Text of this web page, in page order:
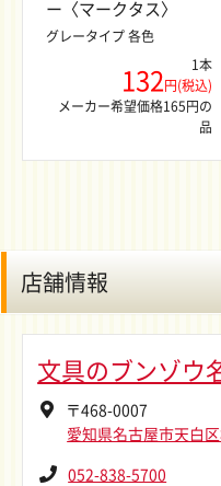
ー〈マークタス〉
グレータイプ 各色
1本
132円(税込)
メーカー希望価格165円の
品
店舗情報
文具のブンゾウ
〒468-0007
愛知県名古屋市天白
052-838-5700